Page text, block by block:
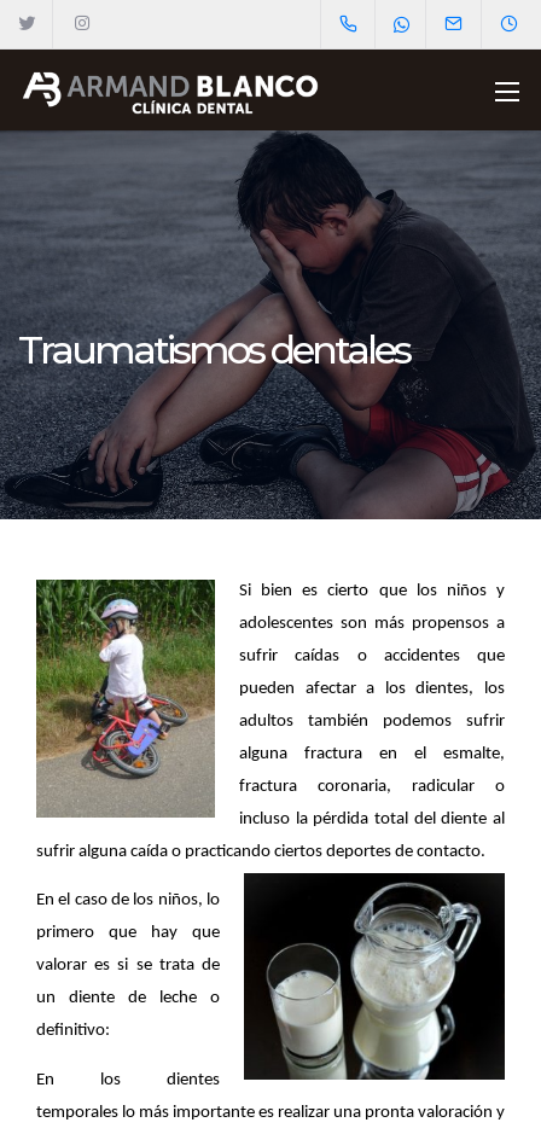
Traumatismos dentales
Si bien es cierto que los niños y
adolescentes son más propensos a
sufrir caídas o accidentes que
pueden afectar a los dientes, los
adultos también podemos sufrir
alguna fractura en el esmalte,
fractura coronaria, radicular o
incluso la pérdida total del diente al
sufrir alguna caída o practicando ciertos deportes de contacto.
En el caso de los niños, lo
primero que hay que
valorar es si se trata de
un diente de leche o
definitivo:
En los dientes
temporales lo más importante es realizar una pronta valoración y